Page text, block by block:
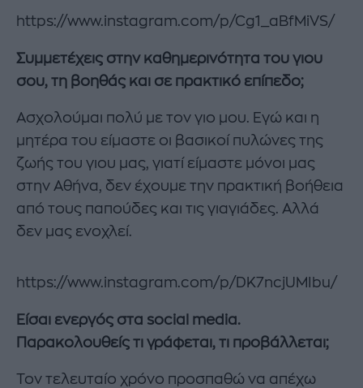
https://www.instagram.com/p/Cg1_aBfMiVS/
Συμμετέχεις στην καθημερινότητα του γιου
σου, τη βοηθάς και σε πρακτικό επίπεδο;
Ασχολούμαι πολύ με τον γιο μου. Εγώ και η
μητέρα του είμαστε οι βασικοί πυλώνες της
ζωής του γιου μας, γιατί είμαστε μόνοι μας
στην Αθήνα, δεν έχουμε την πρακτική βοήθεια
από τους παπούδες και τις γιαγιάδες. Αλλά
δεν μας ενοχλεί.
https://www.instagram.com/p/DK7ncjUMIbu/
Είσαι ενεργός στα social media.
Παρακολουθείς τι γράφεται, τι προβάλλεται;
Τον τελευταίο χρόνο προσπαθώ να απέχω